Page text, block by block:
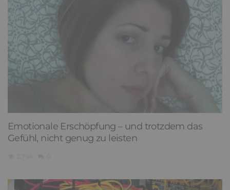
Emotionale Erschöpfung – und trotzdem das
Gefühl, nicht genug zu leisten